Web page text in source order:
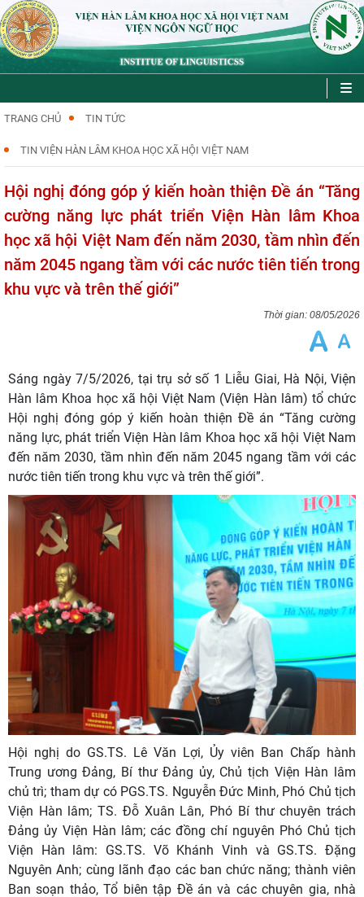
VI|EN
TRANG CHỦ TIN TỨC
TIN VIỆN HÀN LÂM KHOA HỌC XÃ HỘI VIỆT NAM
Hội nghị đóng góp ý kiến hoàn thiện Đề án “Tăng
cường năng lực phát triển Viện Hàn lâm Khoa
học xã hội Việt Nam đến năm 2030, tầm nhìn đến
năm 2045 ngang tầm với các nước tiên tiến trong
khu vực và trên thế giới”
08/05/2026
Sáng ngày 7/5/2026, tại trụ sở số 1 Liễu Giai, Hà Nội, Viện
Hàn lâm Khoa học xã hội Việt Nam (Viện Hàn lâm) tổ chức
Hội nghị đóng góp ý kiến hoàn thiện Đề án “Tăng cường
năng lực, phát triển Viện Hàn lâm Khoa học xã hội Việt Nam
đến năm 2030, tầm nhìn đến năm 2045 ngang tầm với các
nước tiên tiến trong khu vực và trên thế giới”.
Hội nghị do GS.TS. Lê Văn Lợi, Ủy viên Ban Chấp hành
Trung ương Đảng, Bí thư Đảng ủy, Chủ tịch Viện Hàn lâm
chủ trì; tham dự có PGS.TS. Nguyễn Đức Minh, Phó Chủ tịch
Viện Hàn lâm; TS. Đỗ Xuân Lân, Phó Bí thư chuyên trách
Đảng ủy Viện Hàn lâm; các đồng chí nguyên Phó Chủ tịch
Viện Hàn lâm: GS.TS. Võ Khánh Vinh và GS.TS. Đặng
Nguyên Anh; cùng lãnh đạo các ban chức năng; thành viên
Ban soạn thảo, Tổ biên tập Đề án và các chuyên gia, nhà